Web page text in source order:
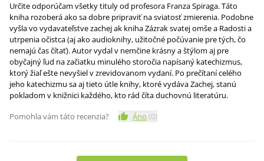
Určite odporúčam všetky tituly od profesora Franza Spiraga. Táto
kniha rozoberá ako sa dobre pripraviť na sviatosť zmierenia. Podobne
vyšla vo vydavateľstve zachej ak kniha Zázrak svatej omše a Radosti a
utrpenia očistca (aj ako audioknihy, užitočné počúvanie pre tých, čo
nemajú čas čítať). Autor vydal v nemčine krásny a štýlom aj pre
obyčajný ľud na začiatku minulého storočia napísaný katechizmus,
ktorý žiaľ ešte nevyšiel v zrevidovanom vydaní. Po prečítaní celého
jeho katechizmu sa aj tieto útle knihy, ktoré vydáva Zachej, stanú
pokladom v knižnici každého, kto rád číta duchovnú literatúru.
Pomohla vám táto recenzia?
Áno (0)